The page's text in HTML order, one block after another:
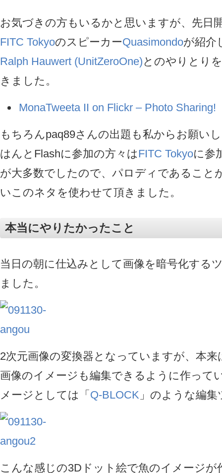
お気づきの方もいるかと思いますが、先日
FITC TokyoのスピーカーQuasimondoが紹介
Ralph Hauwert (UnitZeroOne)とのやりとり
きました。
MonaTweeta II on Flickr – Photo Sharing!
もちろんpaq89さんの出題も私からお願い
はんとFlashに参加の方々はFITC Tokyoに参
が大多数でしたので、パロディであること
いこのネタを使わせて頂きました。
本当にやりたかったこと
当日の朝に仕込みとして画像を暗号化する
ました。
2次元画像の変換器となっていますが、本来
画像のイメージも編集できるように作って
メージとしては「 Q-BLOCK 」のような編
こんな感じの3Dドット絵で魚のイメージが